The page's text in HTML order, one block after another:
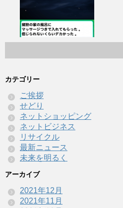
カテゴリー
ご挨拶
せどり
ネットショッピング
ネットビジネス
リサイクル
最新ニュース
未来を明るく
アーカイブ
2021年12月
2021年11月